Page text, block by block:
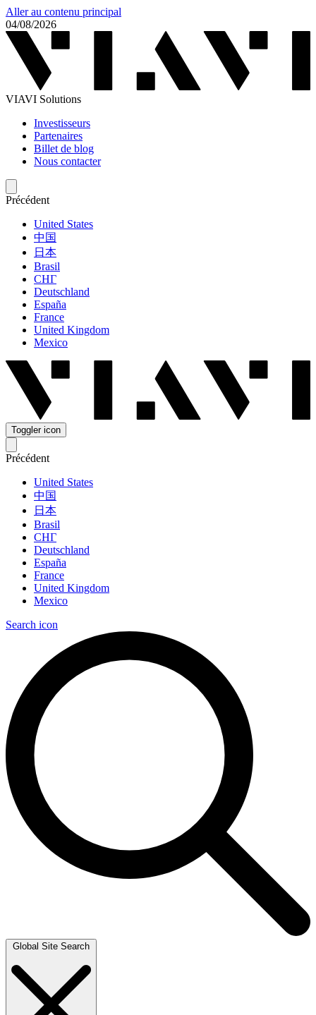
Aller au contenu principal
04/08/2026
VIAVI Solutions
Investisseurs
Partenaires
Billet de blog
Nous contacter
Précédent
United States
中国
日本
Brasil
СНГ
Deutschland
España
France
United Kingdom
Mexico
Toggler icon
Précédent
United States
中国
日本
Brasil
СНГ
Deutschland
España
France
United Kingdom
Mexico
Search icon
Global Site Search